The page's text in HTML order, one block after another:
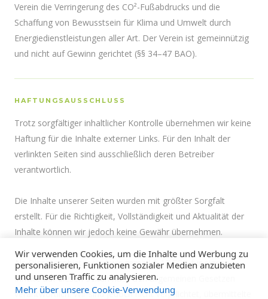
Verein die Verringerung des CO²-Fußabdrucks und die
Schaffung von Bewusstsein für Klima und Umwelt durch
Energiedienstleistungen aller Art. Der Verein ist gemeinnützig
und nicht auf Gewinn gerichtet (§§ 34–47 BAO).
HAFTUNGSAUSSCHLUSS
Trotz sorgfältiger inhaltlicher Kontrolle übernehmen wir keine
Haftung für die Inhalte externer Links. Für den Inhalt der
verlinkten Seiten sind ausschließlich deren Betreiber
verantwortlich.
Die Inhalte unserer Seiten wurden mit größter Sorgfalt
erstellt. Für die Richtigkeit, Vollständigkeit und Aktualität der
Inhalte können wir jedoch keine Gewähr übernehmen.
Als Diensteanbieter sind wir gemäß § 17 ECG für eigene
Inhalte auf diesen Seiten nach den allgemeinen Gesetzen
verantwortlich. Wir sind jedoch nicht verpflichtet, übermittelte
Wir verwenden Cookies, um die Inhalte und Werbung zu
personalisieren, Funktionen sozialer Medien anzubieten
und unseren Traffic zu analysieren.
Mehr über unsere Cookie-Verwendung